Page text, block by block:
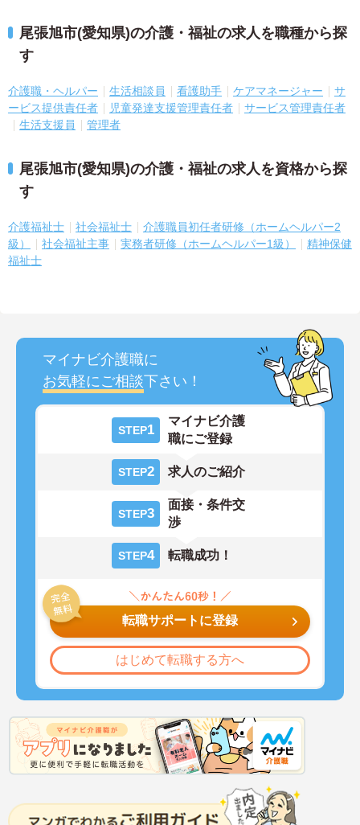
尾張旭市(愛知県)の介護・福祉の求人を職種から探
す
介護職・ヘルパー 生活相談員 看護助手 ケアマネージャー
サ
ービス提供責任者
児童発達支援管理責任者
サービス管理責任者
生活支援員
管理者
尾張旭市(愛知県)の介護・福祉の求人を資格から探
す
介護福祉士 社会福祉士
介護職員初任者研修（ホームヘルパー2
級）
社会福祉主事 実務者研修（ホームヘルパー1級）
精神保健
福祉士
マイナビ介護職に
お気軽にご相談下さい！
STEP1
マイナビ介護
職にご登録
STEP2 求人のご紹介
STEP3
面接・条件交
渉
STEP4 転職成功！
転職サポートに登録
はじめて転職する方へ